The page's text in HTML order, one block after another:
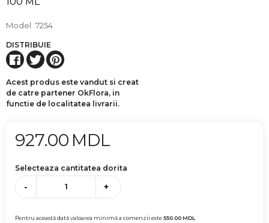
Model 7254
DISTRIBUIE
Acest produs este vandut si creat
de catre partener OkFlora, in
functie de localitatea livrarii.
927.00 MDL
Selecteaza cantitatea dorita
- +
Pentru această dată valoarea minimă a comenzii este550.00MDL